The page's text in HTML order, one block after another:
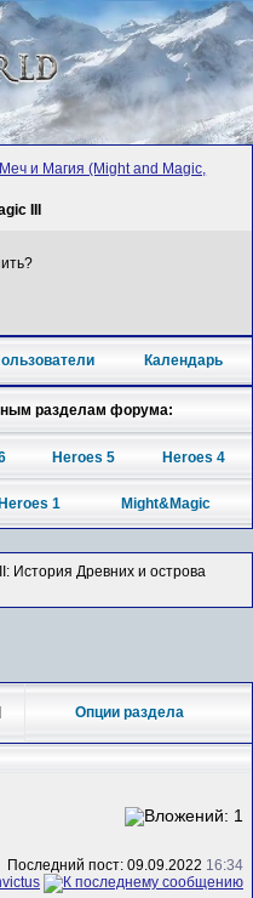
Меч и Магия (Might and Magic,
III
Календарь
разделам форума:
Heroes 5 Heroes 4
Heroes 1 Might&Magic
История Древних и острова
Опции раздела
Последний пост: 09.09.2022 16:34